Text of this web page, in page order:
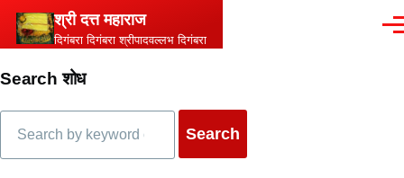
Skip to main content
श्री दत्त महाराज
दिगंबरा दिगंबरा श्रीपादवल्लभ दिगंबरा
Search शोध